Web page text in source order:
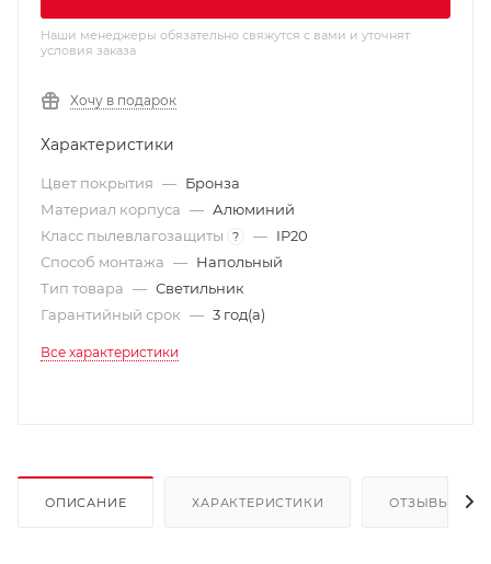
Наши менеджеры обязательно свяжутся с вами и уточнят
условия заказа
Хочу в подарок
Характеристики
Цвет покрытия — Бронза
Материал корпуса — Алюминий
Класс пылевлагозащиты
? — IP20
Способ монтажа — Напольный
Тип товара — Светильник
Гарантийный срок — 3 год(а)
Все характеристики
ОПИСАНИЕ ХАРАКТЕРИСТИКИ ОТЗЫВЫ